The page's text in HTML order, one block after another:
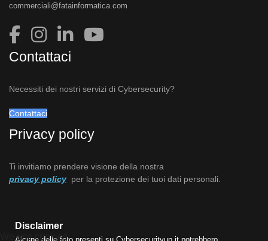
commerciali@fatainformatica.com
Contattaci
Necessiti dei nostri servizi di Cybersecurity?
Contattaci
Privacy policy
Ti invitiamo prendere visione della nostra
privacy policy per la protezione dei tuoi dati personali.
Disclaimer
We use cookies